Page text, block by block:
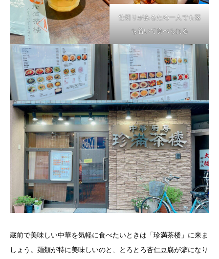
仕切りがあるため一人でも落
ち着いて食べられる
蔵前で美味しい中華を気軽に食べたいときは「珍満茶楼」に来ま
しょう。麺類が特に美味しいのと、とろとろ杏仁豆腐が癖になり